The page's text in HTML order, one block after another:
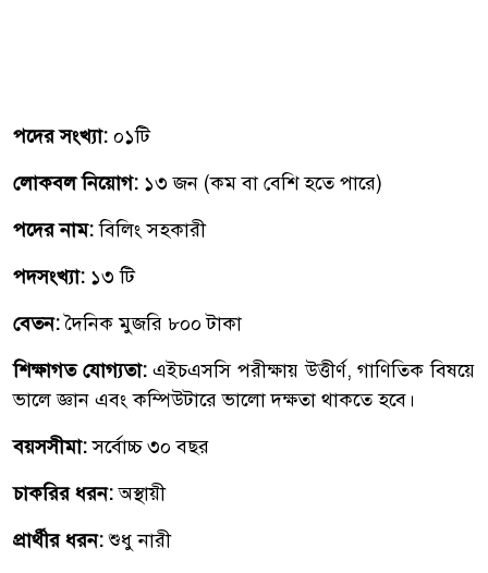
পদের সংখ্যা: ০১টি
লোকবল নিয়োগ: ১৩ জন (কম বা বেশি হতে পারে)
পদের নাম:বিলিং সহকারী
পদসংখ্যা: ১৩ টি
বেতন:দৈনিক মুজরি ৮০০ টাকা
শিক্ষাগত যোগ্যতা:এইচএসসি পরীক্ষায় উত্তীর্ণ, গাণিতিক বিষয়ে
ভালে জ্ঞান এবং কম্পিউটারে ভালো দক্ষতা থাকতে হবে।
বয়সসীমা:সর্বোচ্চ ৩০ বছর
চাকরির ধরন:অস্থায়ী
প্রার্থীর ধরন:শুধু নারী